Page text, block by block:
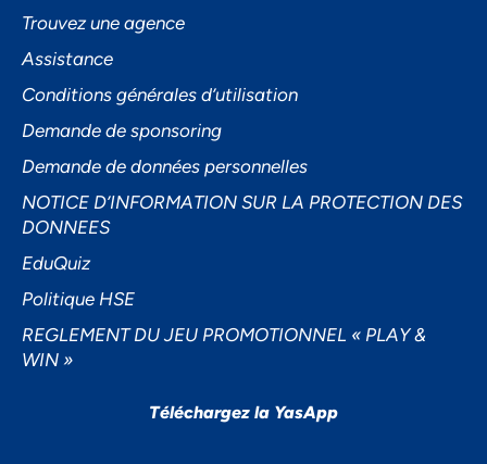
Trouvez une agence
Assistance
Conditions générales d’utilisation
Demande de sponsoring
Demande de données personnelles
NOTICE D’INFORMATION SUR LA PROTECTION DES
DONNEES
EduQuiz
Politique HSE
REGLEMENT DU JEU PROMOTIONNEL « PLAY &
WIN »
Téléchargez la YasApp